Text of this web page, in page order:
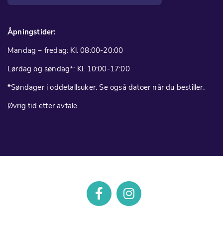
Åpningstider:
Mandag – fredag: Kl. 08:00-20:00
Lørdag og søndag*: Kl. 10:00-17:00
*Søndager i oddetallsuker. Se også datoer når du bestiller.
Øvrig tid etter avtale.